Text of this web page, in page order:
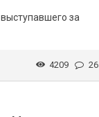
за
4209 26